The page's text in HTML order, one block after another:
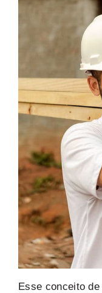
Esse conceito